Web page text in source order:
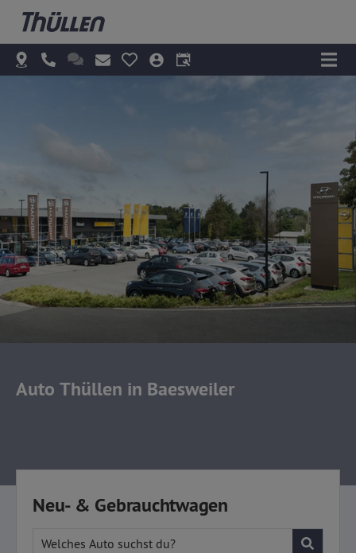
Auto Thüllen in Baesweiler
Neu- & Gebrauchtwagen
Welches Auto suchst du?